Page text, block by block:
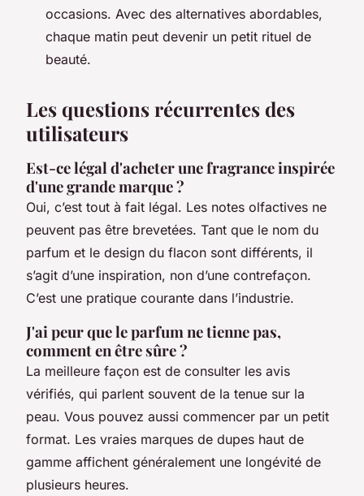
occasions. Avec des alternatives abordables,
chaque matin peut devenir un petit rituel de
beauté.
Les questions récurrentes des
utilisateurs
Est-ce légal d'acheter une fragrance inspirée
d'une grande marque ?
Oui, c’est tout à fait légal. Les notes olfactives ne
peuvent pas être brevetées. Tant que le nom du
parfum et le design du flacon sont différents, il
s’agit d’une inspiration, non d’une contrefaçon.
C’est une pratique courante dans l’industrie.
J'ai peur que le parfum ne tienne pas,
comment en être sûre ?
La meilleure façon est de consulter les avis
vérifiés, qui parlent souvent de la tenue sur la
peau. Vous pouvez aussi commencer par un petit
format. Les vraies marques de dupes haut de
gamme affichent généralement une longévité de
plusieurs heures.